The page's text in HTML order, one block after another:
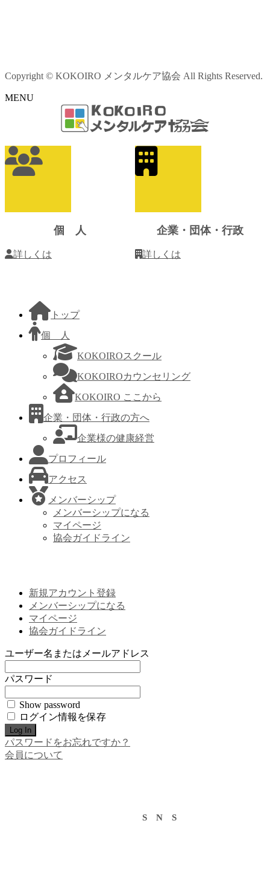
Copyright © KOKOIRO メンタルケア協会 All Rights Reserved.
MENU
ア
イ
コ
ン
個 人
詳しくは
企業・団体・行政
詳しくは
トップ
個 人
KOKOIROスクール
KOKOIROカウンセリング
KOKOIRO ここから
企業・団体・行政の方へ
企業様の健康経営
プロフィール
アクセス
メンバーシップ
メンバーシップになる
マイページ
協会ガイドライン
新規アカウント登録
メンバーシップになる
マイページ
協会ガイドライン
ユーザー名またはメールアドレス
パスワード
Show password
ログイン情報を保存
パスワードをお忘れですか？
会員について
S N S